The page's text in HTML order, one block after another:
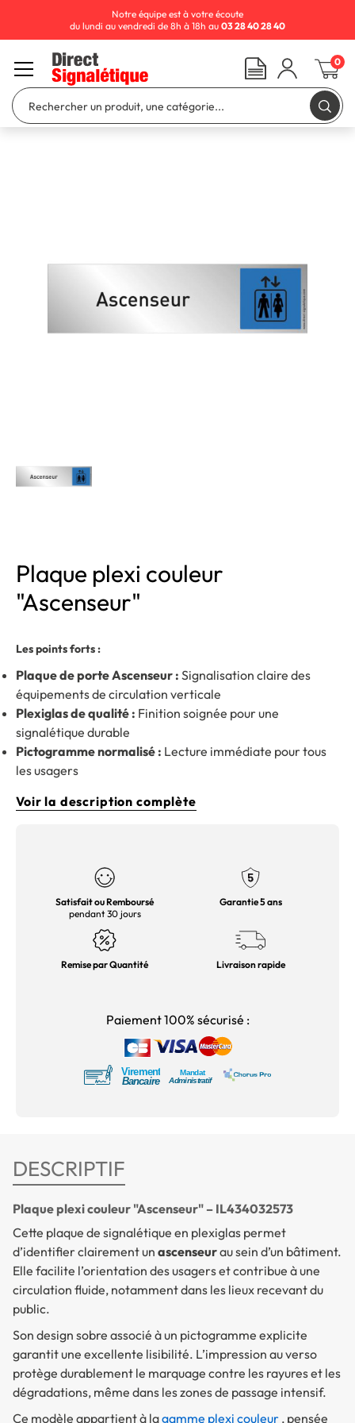
Plaque plexi couleur
"Ascenseur"
Les points forts :
Plaque de porte Ascenseur : Signalisation claire des
équipements de circulation verticale
Plexiglas de qualité : Finition soignée pour une
signalétique durable
Pictogramme normalisé : Lecture immédiate pour tous
les usagers
Voir la description complète
Satisfait ou Remboursé
pendant 30 jours
Garantie 5 ans
Remise par Quantité Livraison rapide
Paiement 100% sécurisé :
DESCRIPTIF
Plaque plexi couleur "Ascenseur" – IL434032573
Cette plaque de signalétique en plexiglas permet
d’identifier clairement un ascenseurau sein d’un bâtiment.
Elle facilite l’orientation des usagers et contribue à une
circulation fluide, notamment dans les lieux recevant du
public.
Son design sobre associé à un pictogramme explicite
garantit une excellente lisibilité. L’impression au verso
protège durablement le marquage contre les rayures et les
dégradations, même dans les zones de passage intensif.
Ce modèle appartient à lagamme plexi couleur , pensée
Notre équipe est à votre écoute
du lundi au vendredi de 8h à 18h au 03 28 40 28 40
0